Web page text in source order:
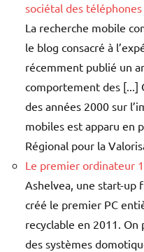
sociétal des
La recherche mobile
le blog consacré à
récemment publié un
comportement des [...]
des années 2000 sur
mobiles est apparu en
Régional pour la
Le premier ordinateur
Ashelvea, une start-up
créé le premier PC
recyclable en 2011.
des systèmes